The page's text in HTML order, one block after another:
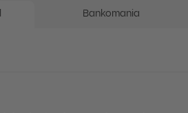
Bankomania